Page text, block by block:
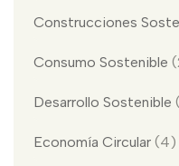
Construcciones
Consumo Sostenible
Desarrollo Sostenible
Economía Circular (4)